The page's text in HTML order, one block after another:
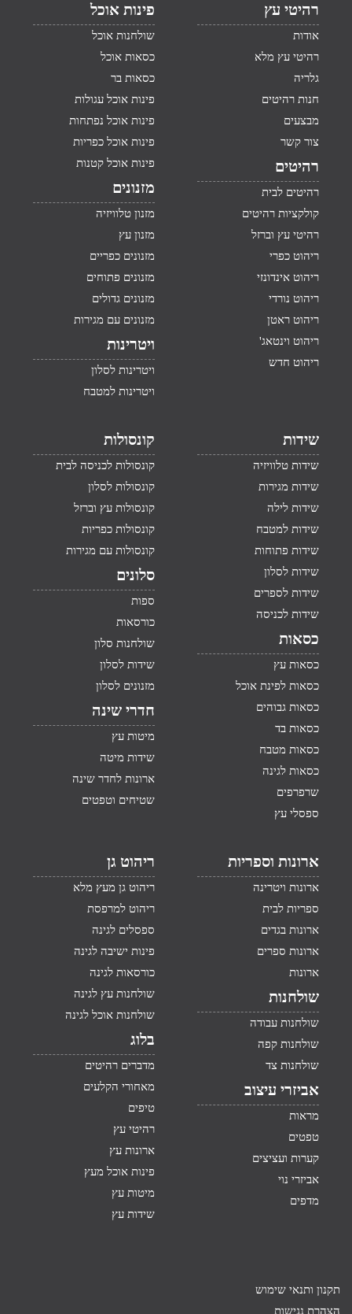
רהיטי עץ
אודות
רהיטי עץ מלא
גלריה
חנות רהיטים
מבצעים
צור קשר
רהיטים
רהיטים לבית
קולקציות רהיטים
רהיטי עץ וברזל
ריהוט כפרי
ריהוט אינדונזי
ריהוט נורדי
ריהוט ראטן
ריהוט וינטאג'
ריהוט חדש
פינות אוכל
שולחנות אוכל
כסאות אוכל
כסאות בר
פינות אוכל עגולות
פינות אוכל נפתחות
פינות אוכל כפריות
פינות אוכל קטנות
מזנונים
מזנון טלוויזיה
מזנון עץ
מזנונים כפריים
מזנונים פתוחים
מזנונים גדולים
מזנונים עם מגירות
ויטרינות
ויטרינות לסלון
ויטרינות למטבח
שידות
שידות טלוויזיה
שידות מגירות
שידות לילה
שידות למטבח
שידות פתוחות
שידות לסלון
שידות לספרים
שידות לכניסה
כסאות
כסאות עץ
כסאות לפינת אוכל
כסאות גבוהים
כסאות בד
כסאות מטבח
כסאות לגינה
שרפרפים
ספסלי עץ
קונסולות
קונסולות לכניסה לבית
קונסולות לסלון
קונסולות עץ וברזל
קונסולות כפריות
קונסולות עם מגירות
סלונים
ספות
כורסאות
שולחנות סלון
שידות לסלון
מזנונים לסלון
חדרי שינה
מיטות עץ
שידות מיטה
ארונות לחדר שינה
שטיחים וטפטים
ארונות וספריות
ארונות ויטרינה
ספריות לבית
ארונות בגדים
ארונות ספרים
ארונות
שולחנות
שולחנות עבודה
שולחנות קפה
שולחנות צד
אביזרי עיצוב
מראות
טפטים
קערות ועציצים
אביזרי נוי
מדפים
ריהוט גן
ריהוט גן מעץ מלא
ריהוט למרפסת
ספסלים לגינה
פינות ישיבה לגינה
כורסאות לגינה
שולחנות עץ לגינה
שולחנות אוכל לגינה
בלוג
מדברים רהיטים
מאחורי הקלעים
טיפים
רהיטי עץ
ארונות עץ
פינות אוכל מעץ
מיטות עץ
שידות עץ
תקנון ותנאי שימוש
הצהרת נגישות